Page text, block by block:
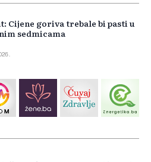
Cijene goriva trebale bi pasti u
sedmicama